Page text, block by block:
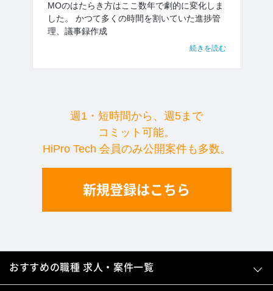
MOのはたらき方はここ数年で劇的に変化しま
した。 かつて多くの時間を割いていた進捗管
理、議事録作成
続きを読む
週1・短時間から、週5まで
コミット可能。
HiPro Tech 会員のみ公開案件も多数。
新規登録はこちら
おすすめの職種 求人・案件一覧